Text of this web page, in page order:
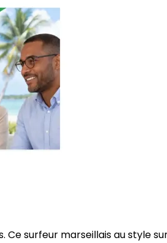
surfeur marseillais au style